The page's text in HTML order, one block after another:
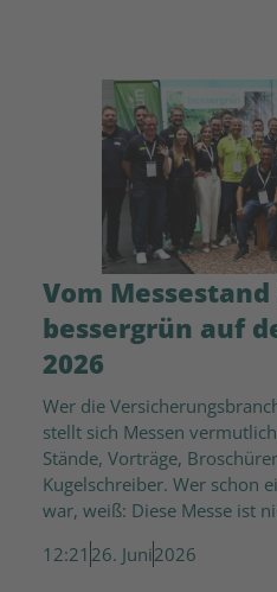
Vom
bessergrün auf
2026
Wer die
stellt sich Messen
Stände, Vorträge,
Kugelschreiber. Wer schon
war, weiß: Diese Messe ist
12:21 26. Juni2026